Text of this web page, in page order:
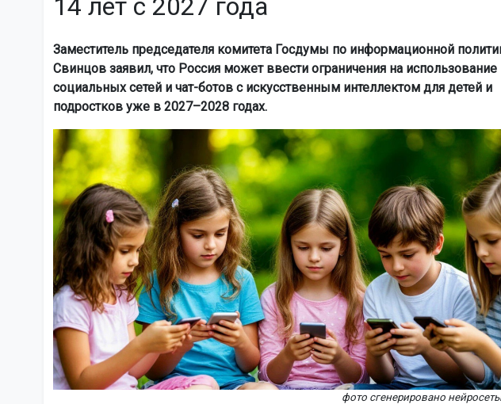
Заместитель председателя комитета Госдумы по информационной
Свинцов заявил, что Россия может ввести ограничения на использование
социальных сетей и чат-ботов с искусственным интеллектом для детей и
подростков уже в 2027–2028 годах.
фото сгенерировано